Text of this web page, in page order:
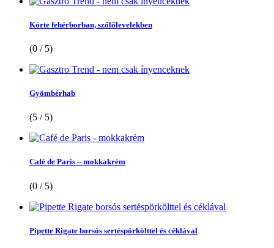
Körte fehérborban, szőlőlevelekben
(0 / 5)
Gyömbérhab
(5 / 5)
Café de Paris – mokkakrém
(0 / 5)
Pipette Rigate borsós sertéspörkölttel és céklával